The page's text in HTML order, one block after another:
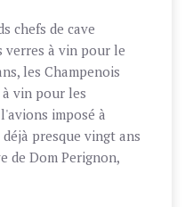
chefs de cave
verres à vin pour le
les Champenois
vin pour les
imposé à
presque vingt ans
de Dom Perignon,